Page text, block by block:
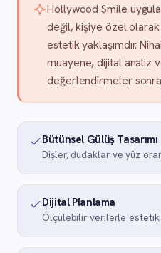
Hollywood Smile
değil, kişiye özel
estetik yaklaşımdır.
muayene, dijital analiz
değerlendirmeler
Bütünsel Gülüş Tasarımı
Dişler, dudaklar ve yüz
Dijital Planlama
Ölçülebilir verilerle estetik